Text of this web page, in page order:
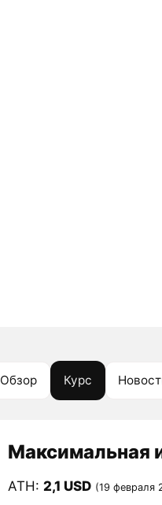
Обзор Курс
Максимальная
ATH: 2,1 USD (19 февраля